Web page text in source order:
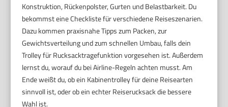
Konstruktion, Rückenpolster, Gurten und Belastbarkeit. Du
bekommst eine Checkliste für verschiedene Reiseszenarien.
Dazu kommen praxisnahe Tipps zum Packen, zur
Gewichtsverteilung und zum schnellen Umbau, falls dein
Trolley für Rucksacktragefunktion vorgesehen ist. Außerdem
lernst du, worauf du bei Airline-Regeln achten musst. Am
Ende weißt du, ob ein Kabinentrolley für deine Reisearten
sinnvoll ist, oder ob ein echter Reiserucksack die bessere
Wahl ist.